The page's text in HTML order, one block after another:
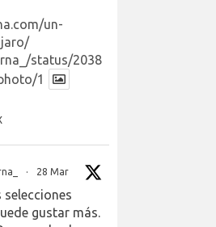
un-
status/2038
1
· 28 Mar
gustar más.